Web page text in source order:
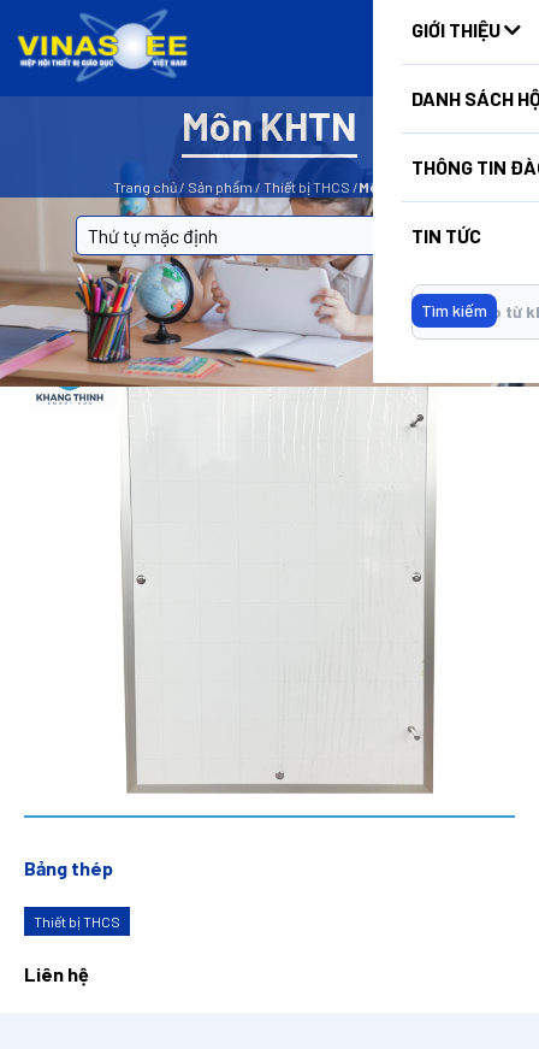
HUẤN
GIỚI THIỆU
DANH SÁCH
THÔNG TIN
TIN TỨC
Tìm kiếm
Môn KHTN
Trang chủ/ Sản phẩm / Thiết bị THCS /Môn KHTN
BỘ LỌC
Bảng thép
Thiết bị THCS
Liên hệ